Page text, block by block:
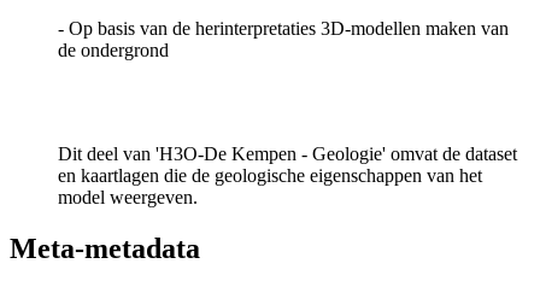
- Op basis van de herinterpretaties 3D-modellen maken van
de ondergrond
Dit deel van 'H3O-De Kempen - Geologie' omvat de dataset
en kaartlagen die de geologische eigenschappen van het
model weergeven.
Meta-metadata